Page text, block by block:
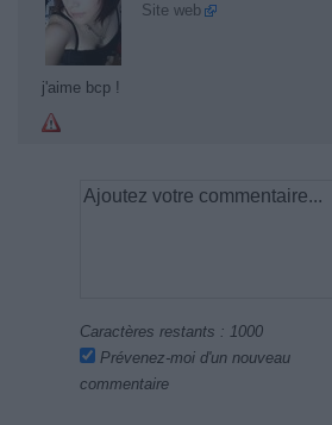
Site web
j'aime bcp !
Caractères restants : 1000
Prévenez-moi d'un nouveau
commentaire